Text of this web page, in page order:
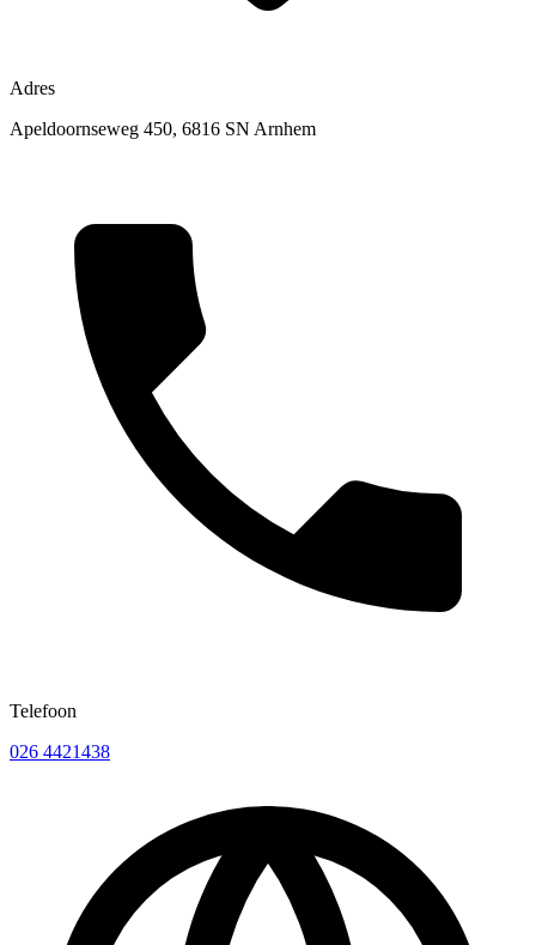
Adres
Apeldoornseweg 450, 6816 SN Arnhem
Telefoon
026 4421438